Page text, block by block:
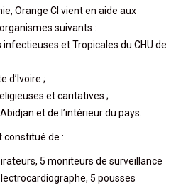
Orange CI vient en aide aux
suivants :
et Tropicales du CHU de
d’Ivoire ;
et caritatives ;
et de l’intérieur du pays.
constitué de :
5 moniteurs de surveillance
5 pousses